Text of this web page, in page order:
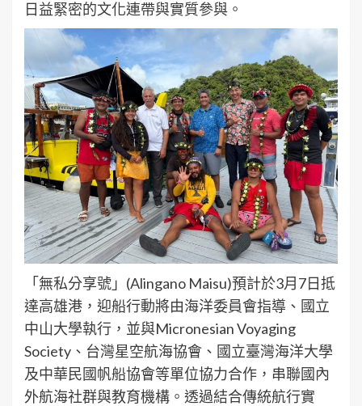
日益緊密的文化連帶與實質參與。
「無私分享號」(Alingano Maisu)預計於3月7日抵
達高雄港，迎船行動將由海洋委員會指導、國立
中山大學執行，並與Micronesian Voyaging
Society、台灣星空航海協會、國立臺灣海洋大學
及中華民國帆船協會等單位協力合作，串聯國內
外航海社群與教育機構。透過結合傳統航行實